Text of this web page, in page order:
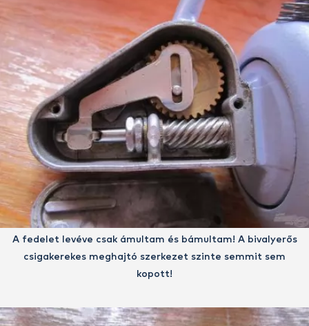
A fedelet levéve csak ámultam és bámultam! A bivalyerős
csigakerekes meghajtó szerkezet szinte semmit sem
kopott!